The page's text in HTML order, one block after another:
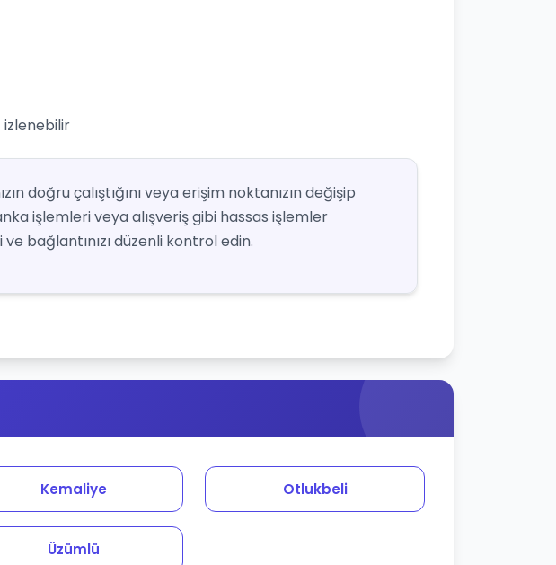
izlenebilir
doğru çalıştığını veya erişim noktanızın değişip
işlemleri veya alışveriş gibi hassas işlemler
bağlantınızı düzenli kontrol edin.
Kemaliye Otlukbeli
Üzümlü